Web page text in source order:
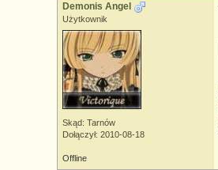
Demonis Angel
Użytkownik
Skąd: Tarnów
Dołączył: 2010-08-18
Offline